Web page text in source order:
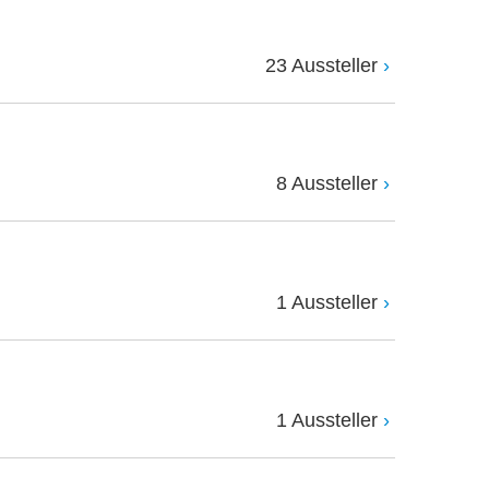
23 Aussteller
8 Aussteller
1 Aussteller
1 Aussteller